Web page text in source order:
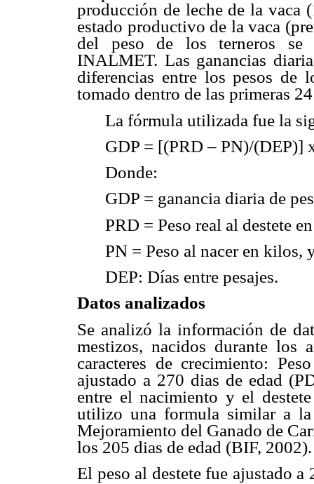
producción de leche de la vaca
estado productivo de la vaca
del peso de los terneros se
INALMET. Las ganancias
diferencias entre los pesos de
tomado dentro de las primeras
La fórmula utilizada fue la
GDP = [(PRD – PN)/(DEP)]
Donde:
GDP = ganancia diaria de
PRD = Peso real al destete
PN = Peso al nacer en kilos,
DEP: Días entre pesajes.
Datos analizados
Se analizó la información de
mestizos, nacidos durante los
caracteres de crecimiento:
ajustado a 270 dias de edad
entre el nacimiento y el
utilizo una formula similar a la
Mejoramiento del Ganado de
los 205 dias de edad (BIF, 2002).
El peso al destete fue ajustado a